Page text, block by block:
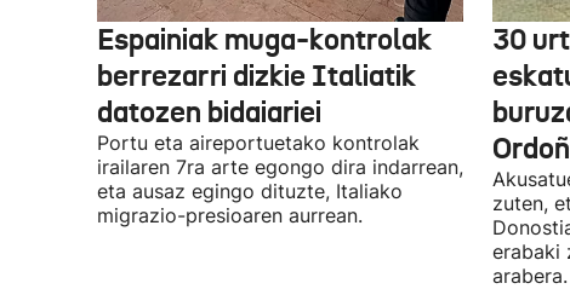
Espainiak muga-kontrolak
berrezarri dizkie Italiatik
datozen bidaiariei
Portu eta aireportuetako kontrolak
irailaren 7ra arte egongo dira indarrean,
eta ausaz egingo dituzte, Italiako
migrazio-presioaren aurrean.
30
zuten,
erabaki
arabera.